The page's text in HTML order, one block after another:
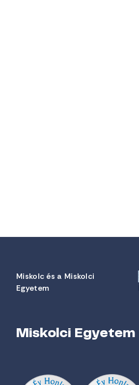
Miskolc és a Miskolci
Egyetem
Miskolci Egyetem